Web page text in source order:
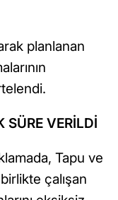
planlanan
SÜRE VERİLDİ
Tapu ve
çalışan